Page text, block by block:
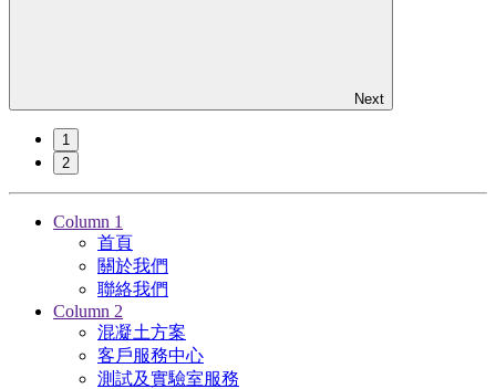
Next
1
2
Column 1
首頁
關於我們
聯絡我們
Column 2
混凝土方案
客戶服務中心
測試及實驗室服務